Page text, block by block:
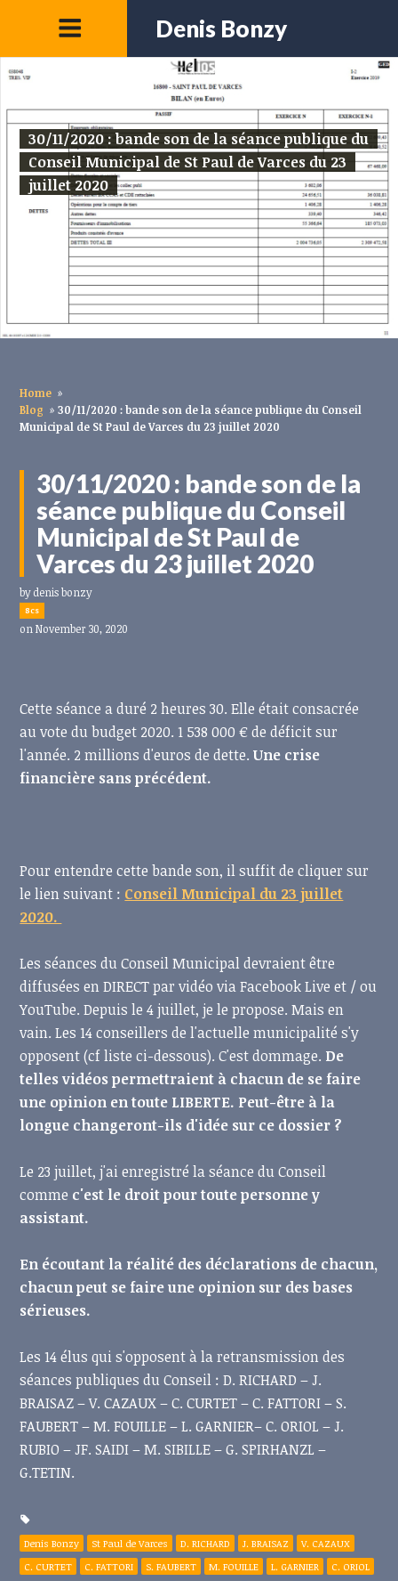
Denis Bonzy
30/11/2020 : bande son de la séance publique du
Conseil Municipal de St Paul de Varces du 23
juillet 2020
Home »
Blog » 30/11/2020 : bande son de la séance publique du Conseil
Municipal de St Paul de Varces du 23 juillet 2020
30/11/2020 : bande son de la
séance publique du Conseil
Municipal de St Paul de
Varces du 23 juillet 2020
bydenis bonzy
8cs
on November 30, 2020
Cette séance a duré 2 heures 30. Elle était consacrée
au vote du budget 2020. 1 538 000 € de déficit sur
l'année. 2 millions d'euros de dette.Une crise
financière sans précédent.
Pour entendre cette bande son, il suffit de cliquer sur
le lien suivant : Conseil Municipal du 23 juillet
2020.
Les séances du Conseil Municipal devraient être
diffusées en DIRECT par vidéo via Facebook Live et / ou
YouTube. Depuis le 4 juillet, je le propose. Mais en
vain. Les 14 conseillers de l'actuelle municipalité s'y
opposent (cf liste ci-dessous). C'est dommage. De
telles vidéos permettraient à chacun de se faire
une opinion en toute LIBERTE. Peut-être à la
longue changeront-ils d'idée sur ce dossier ?
Le 23 juillet, j'ai enregistré la séance du Conseil
comme c'est le droit pour toute personne y
assistant.
En écoutant la réalité des déclarations de chacun,
chacun peut se faire une opinion sur des bases
sérieuses.
Les 14 élus qui s'opposent à la retransmission des
séances publiques du Conseil : D. RICHARD – J.
BRAISAZ – V. CAZAUX – C. CURTET – C. FATTORI – S.
FAUBERT – M. FOUILLE – L. GARNIER– C. ORIOL – J.
RUBIO – JF. SAIDI – M. SIBILLE – G. SPIRHANZL –
G.TETIN.
Denis Bonzy St Paul de Varces D. RICHARD J. BRAISAZ
V. CAZAUX
C. CURTET
C. FATTORI S. FAUBERT M. FOUILLE L. GARNIER
C. ORIOL